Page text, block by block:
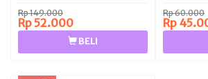
Rp 149.000
Rp 52.000
BELI
Rp 60.000
Rp